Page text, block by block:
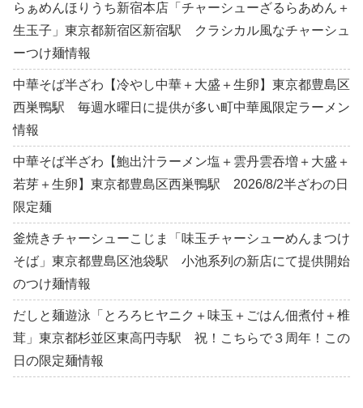
らぁめんほりうち新宿本店「チャーシューざるらあめん＋
生玉子」東京都新宿区新宿駅 クラシカル風なチャーシュ
ーつけ麺情報
中華そば半ざわ【冷やし中華＋大盛＋生卵】東京都豊島区
西巣鴨駅 毎週水曜日に提供が多い町中華風限定ラーメン
情報
中華そば半ざわ【鮑出汁ラーメン塩＋雲丹雲吞増＋大盛＋
若芽＋生卵】東京都豊島区西巣鴨駅 2026/8/2半ざわの日
限定麺
釜焼きチャーシューこじま「味玉チャーシューめんまつけ
そば」東京都豊島区池袋駅 小池系列の新店にて提供開始
のつけ麺情報
だしと麺遊泳「とろろヒヤニク＋味玉＋ごはん佃煮付＋椎
茸」東京都杉並区東高円寺駅 祝！こちらで３周年！この
日の限定麺情報